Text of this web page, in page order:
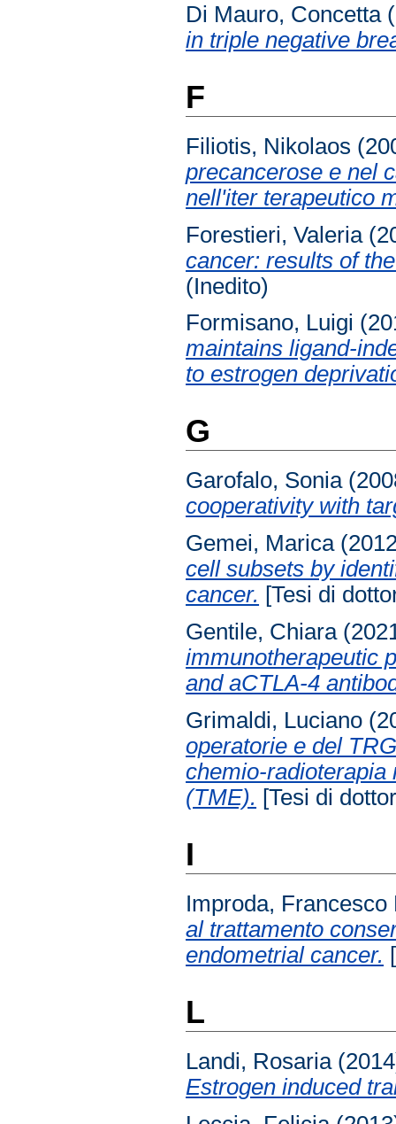
Di Mauro, Concetta
in triple negative
F
Filiotis, Nikolaos
precancerose e nel
nell'iter terapeutico
Forestieri, Valeria
cancer: results of
(Inedito)
Formisano, Luigi
maintains ligand-
to estrogen
G
Garofalo, Sonia
cooperativity with
Gemei, Marica
cell subsets by
cancer. [Tesi di
Gentile, Chiara
immunotherapeutic
and aCTLA-4
Grimaldi, Luciano
operatorie e del
chemio-radioterapia
(TME). [Tesi di
I
Improda, Francesco
al trattamento
endometrial cancer.
L
Landi, Rosaria
Estrogen induced